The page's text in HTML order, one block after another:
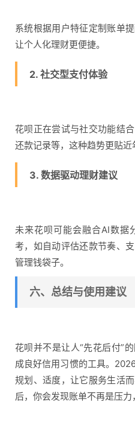
系统根据用户特征定制账单
让个人化理财更便捷。
2. 社交型支付体验
花呗正在尝试与社交功能结
还款记录等，这种趋势更贴近
3. 数据驱动理财建议
未来花呗可能会融合AI数据
考，如自动评估还款节奏、
管理钱袋子。
六、总结与使用建议
花呗并不是让人“先花后付”
成良好信用习惯的工具。
规划、适度，让它服务生活
后，你会发现账单不再是压力